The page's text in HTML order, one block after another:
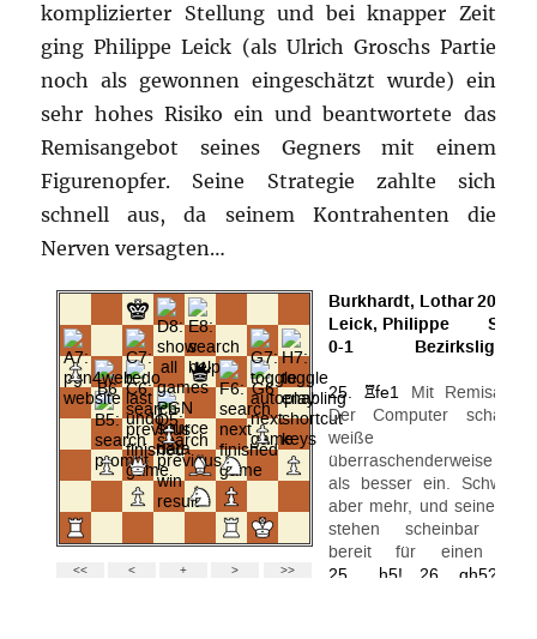
komplizierter Stellung und bei knapper Zeit
ging Philippe Leick (als Ulrich Groschs Partie
noch als gewonnen eingeschätzt wurde) ein
sehr hohes Risiko ein und beantwortete das
Remisangebot seines Gegners mit einem
Figurenopfer. Seine Strategie zahlte sich
schnell aus, da seinem Kontrahenten die
Nerven versagten…